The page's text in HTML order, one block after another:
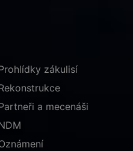
zákulisí
a mecenáši